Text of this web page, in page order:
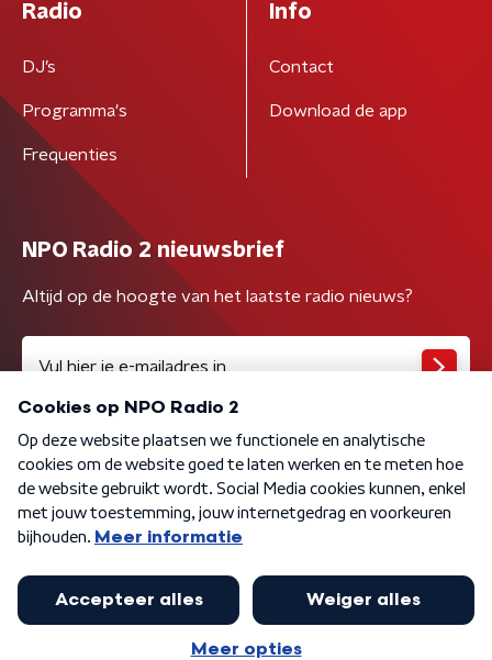
Radio
DJ’s
Programma's
Frequenties
Info
Contact
Download de app
NPO Radio 2 nieuwsbrief
Altijd op de hoogte van het laatste radio nieuws?
Algemene voorwaarden